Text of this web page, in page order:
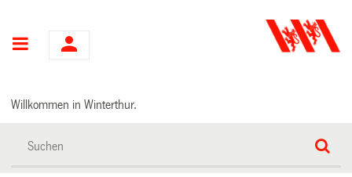
Hauptnavigation
Willkommen in Winterthur.